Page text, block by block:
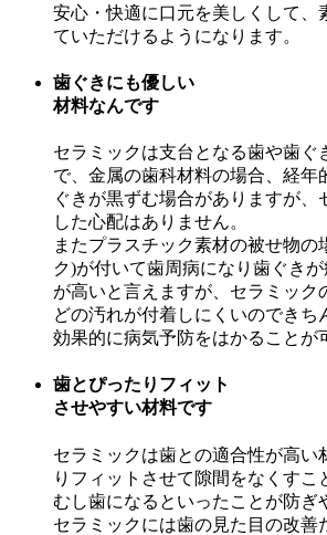
安心・快適に口元を美しくして、
ていただけるようになります。
歯ぐきにも優しい
材料なんです
セラミックは支台となる歯や歯ぐ
で、金属の歯科材料の場合、経年
ぐきが黒ずむ場合がありますが、
した心配はありません。
またプラスチック素材の被せ物の
ク)が付いて歯周病になり歯ぐき
が高いと言えますが、セラミック
どの汚れが付着しにくいのできち
効果的に病気予防をはかることが
歯とぴったりフィット
させやすい材料です
セラミックは歯との適合性が高い
りフィットさせて隙間をなくすこ
むし歯になるといったことが防ぎ
セラミックには歯の見た目の改善